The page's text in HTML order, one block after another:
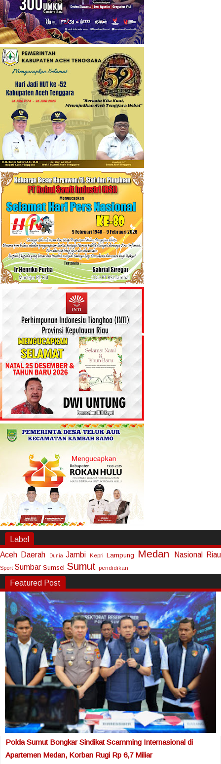
Label
Aceh Daerah Dunia Jambi Kepri Lampung Medan Nasional Riau
Sport Sumbar Sumsel Sumut pendidikan
Featured Post
Polda Sumut Bongkar Sindikat Scamming Internasional di
Apartemen Medan, Korban Rugi Rp 6,7 Miliar